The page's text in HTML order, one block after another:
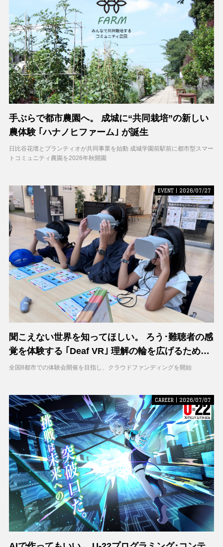
手ぶらで都市農園へ。 成城に“共同栽培”の新しい
農体験 ｢ハナノヒファーム｣ が誕生
日比谷花壇とプランティオが共同事業を始動 成城学園前駅前に都市型スマー
トコミュニティ農園を2026年秋開園
EVENT | 2026/07/27
聞こえない世界を知ってほしい。 ろう･難聴者の感
覚を体験する ｢Deaf VR｣ 理解の輪を広げるため支
援募集を開始
全国8都市での体験会開催を目指し、クラウドファンディングを開始
CAREER | 2026/07/07